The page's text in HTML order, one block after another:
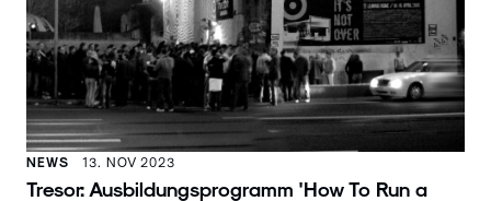
NEWS 13. NOV 2023
Tresor: Ausbildungsprogramm 'How To Run a